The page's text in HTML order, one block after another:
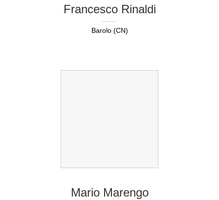
Francesco Rinaldi
Barolo (CN)
Mario Marengo